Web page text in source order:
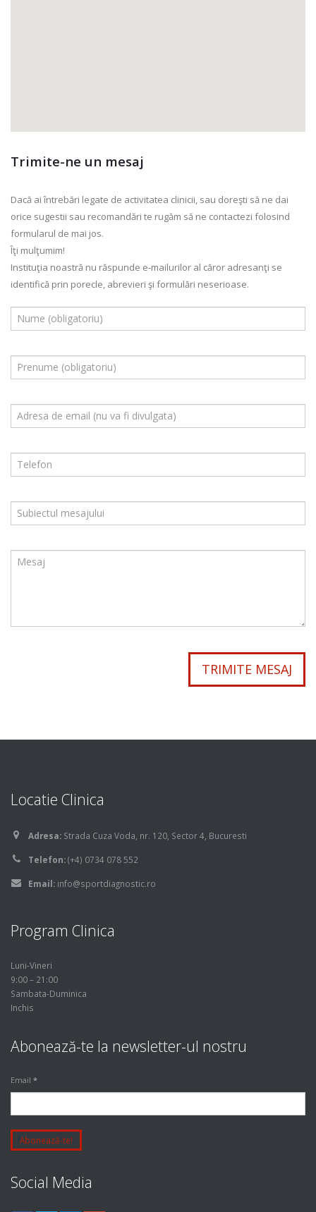
Trimite-ne un mesaj
Dacă ai întrebări legate de activitatea clinicii, sau doreşti să ne dai
orice sugestii sau recomandări te rugăm să ne contactezi folosind
formularul de mai jos.
Îţi mulţumim!
Instituţia noastră nu răspunde e-mailurilor al căror adresanţi se
identifică prin porecle, abrevieri şi formulări neserioase.
Locatie Clinica
Adresa: Strada Cuza Voda, nr. 120, Sector 4, Bucuresti
Telefon:(+4) 0734 078 552
Email: info@sportdiagnostic.ro
Program Clinica
Luni-Vineri
9:00 – 21:00
Sambata-Duminica
Inchis
Abonează-te la newsletter-ul nostru
Email *
Social Media